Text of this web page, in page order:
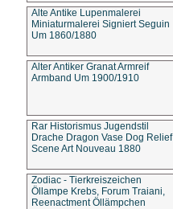
Alte Antike Lupenmalerei
Miniaturmalerei Signiert Seguin
Um 1860/1880
Alter Antiker Granat Armreif
Armband Um 1900/1910
Rar Historismus Jugendstil
Drache Dragon Vase Dog Relief
Scene Art Nouveau 1880
Zodiac - Tierkreiszeichen
Öllampe Krebs, Forum Traiani,
Reenactment Öllämpchen